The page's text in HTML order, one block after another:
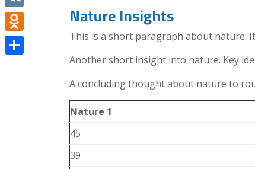
Nature Insights
This is a short paragraph about nature.
Another short insight into nature. Key
A concluding thought about nature to
Nature 1
45
39
VK
Odnoklassniki